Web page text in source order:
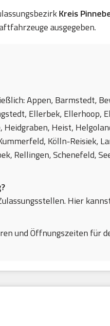
Kreis
ausgegeben.
Appen, Barmstedt,
Ellerbek, Ellerhoop,
Heist,
Kölln-Reisiek,
Rellingen, Schenefeld,
Hier
und Öffnungszeiten für